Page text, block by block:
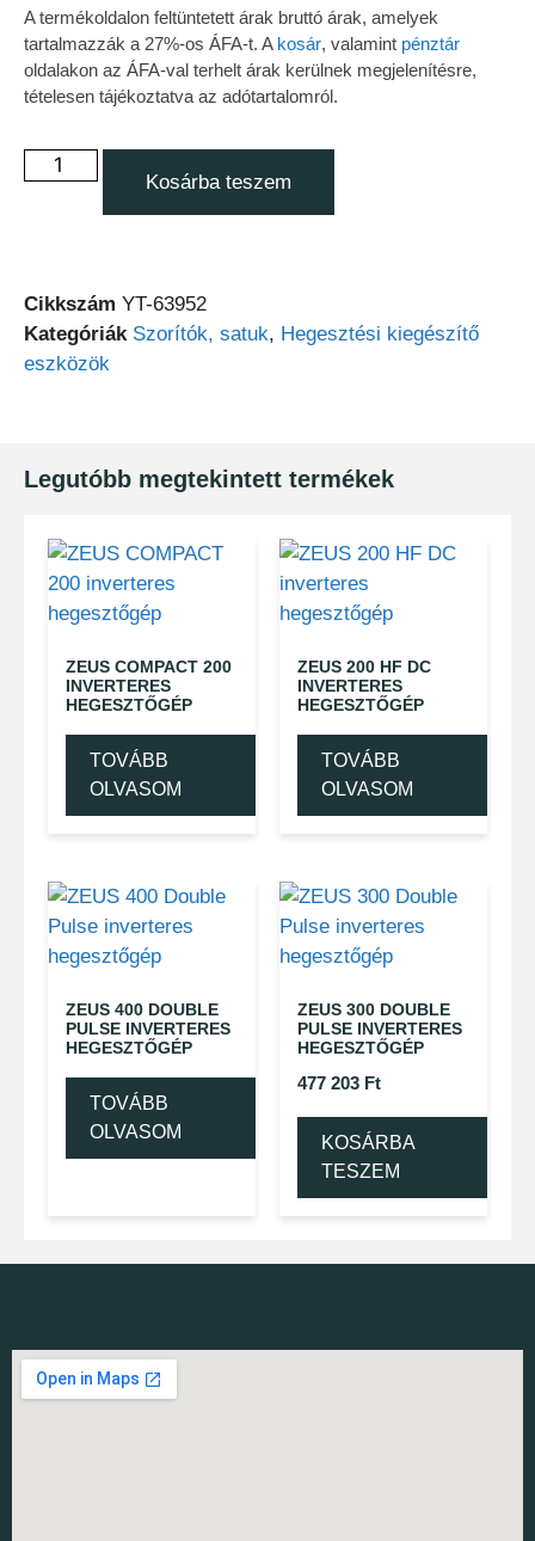
A termékoldalon feltüntetett árak bruttó árak, amelyek
tartalmazzák a 27%-os ÁFA-t. A kosár, valamint pénztár
oldalakon az ÁFA-val terhelt árak kerülnek megjelenítésre,
tételesen tájékoztatva az adótartalomról.
Kosárba teszem
Cikkszám YT-63952
Kategóriák Szorítók, satuk, Hegesztési kiegészítő
eszközök
Legutóbb megtekintett termékek
ZEUS COMPACT 200
INVERTERES
HEGESZTŐGÉP
TOVÁBB
OLVASOM
ZEUS 200 HF DC
INVERTERES
HEGESZTŐGÉP
TOVÁBB
OLVASOM
ZEUS 400 DOUBLE
PULSE INVERTERES
HEGESZTŐGÉP
TOVÁBB
OLVASOM
ZEUS 300 DOUBLE
PULSE INVERTERES
HEGESZTŐGÉP
477 203 Ft
KOSÁRBA
TESZEM